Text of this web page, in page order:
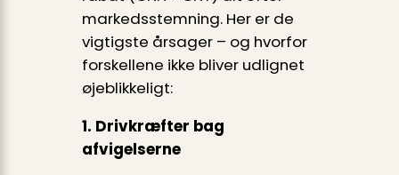
markedsstemning. Her er de
vigtigste årsager – og hvorfor
forskellene ikke bliver udlignet
øjeblikkeligt:
1. Drivkræfter bag
afvigelserne